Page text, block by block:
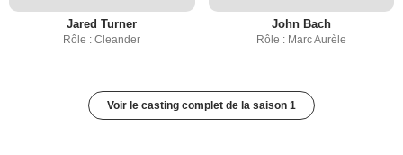
Jared Turner
Rôle : Cleander
John Bach
Rôle : Marc Aurèle
Voir le casting complet de la saison 1